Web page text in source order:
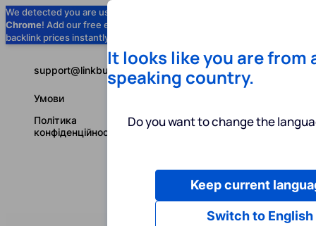
We detected you are using
Chrome! Add our free extension to check
backlink prices instantly as you browse.
Послуги
Українська
support@linkbuilder.com
Умови
Політика
конфіденційності
It looks like you are from
speaking country.
Do you want to change the
Switch to English
Keep current